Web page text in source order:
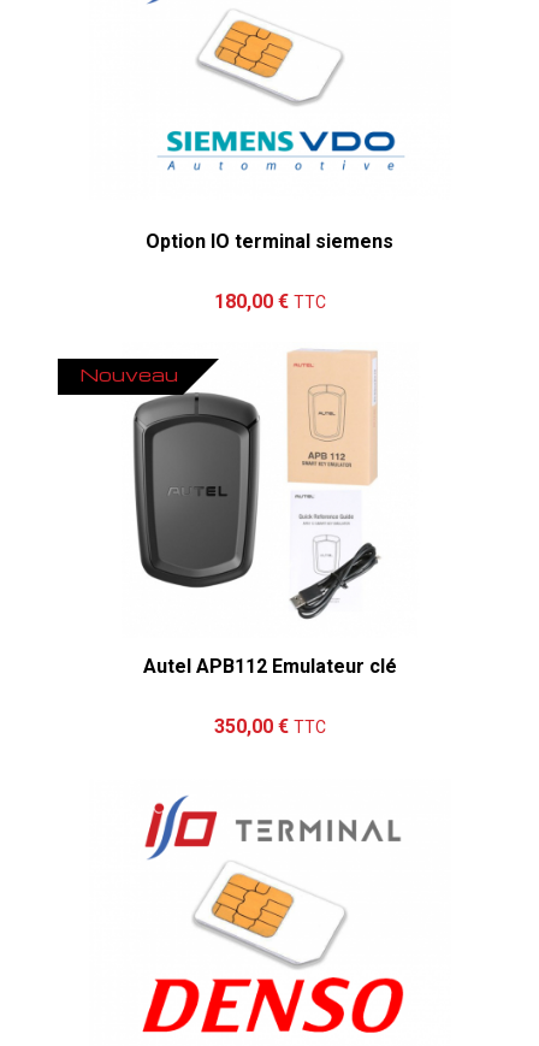
Option IO terminal siemens
180,00 € TTC
Nouveau
Autel APB112 Emulateur clé
350,00 € TTC